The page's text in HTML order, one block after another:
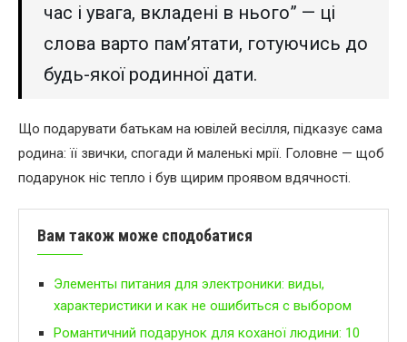
час і увага, вкладені в нього” — ці
слова варто пам’ятати, готуючись до
будь-якої родинної дати.
Що подарувати батькам на ювілей весілля, підказує сама
родина: її звички, спогади й маленькі мрії. Головне — щоб
подарунок ніс тепло і був щирим проявом вдячності.
Вам також може сподобатися
Элементы питания для электроники: виды,
характеристики и как не ошибиться с выбором
Романтичний подарунок для коханої людини: 10